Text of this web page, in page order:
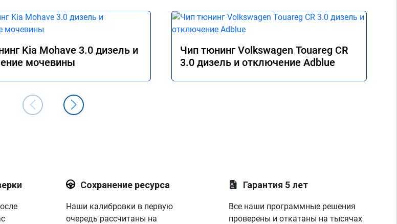
Kia Mohave 3.0 дизель и
мочевины
Чип тюнинг Volkswagen Touareg CR
3.0 дизель и отключение Adblue
Сохранение ресурса
Наши калибровки в первую
очередь рассчитаны на
Гарантия 5 лет
Все наши программные решения
проверены и откатаны на тысячах